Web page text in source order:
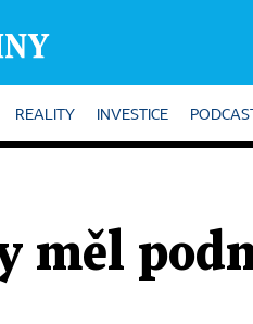
REALITY INVESTICE
měl